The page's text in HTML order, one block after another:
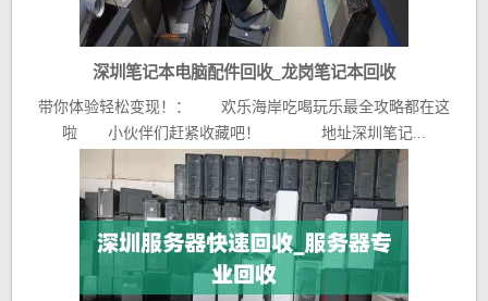
深圳笔记本电脑配件回收_龙岗笔记本回收
带你体验轻松变现！： 欢乐海岸吃喝玩乐最全攻略都在这
啦 小伙伴们赶紧收藏吧！ 地址深圳笔记...